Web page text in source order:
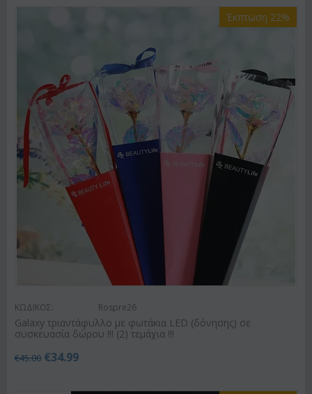
Έκπτωση 22%
ΚΩΔΙΚΟΣ: Rospre26
Galaxy τριαντάφυλλο με φωτάκια LED (δόνησης) σε
συσκευασία δώρου !!! (2) τεμάχια !!!
€45.00 €34.99